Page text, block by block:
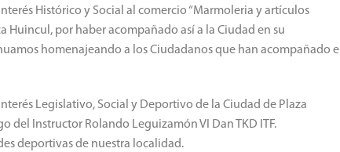
Histórico y Social al comercio “Marmoleria y artículos
Huincul, por haber acompañado así a la Ciudad en su
homenajeando a los Ciudadanos que han acompañado el
Legislativo, Social y Deportivo de la Ciudad de Plaza
del Instructor Rolando Leguizamón VI Dan TKD ITF.
deportivas de nuestra localidad.